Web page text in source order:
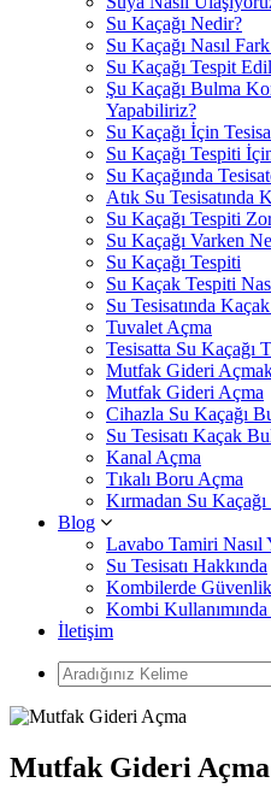
Su Kaçağı Nedir?
Su Kaçağı Nasıl
Su Kaçağı Tespit
Şu Kaçağı Bulma
Yapabiliriz?
Su Kaçağı İçin
Su Kaçağı Tespiti
Su Kaçağında
Atık Su Tesisatında
Su Kaçağı Tespiti
Su Kaçağı Varken
Su Kaçağı Tespiti
Su Kaçak Tespiti
Su Tesisatında
Tuvalet Açma
Tesisatta Su Kaçağı
Mutfak Gideri
Mutfak Gideri Açma
Cihazla Su Kaçağı
Su Tesisatı Kaçak
Kanal Açma
Tıkalı Boru Açma
Kırmadan Su
Blog
Lavabo Tamiri Nasıl
Su Tesisatı Hakkında
Kombilerde
Kombi
İletişim
Mutfak Gideri Açma